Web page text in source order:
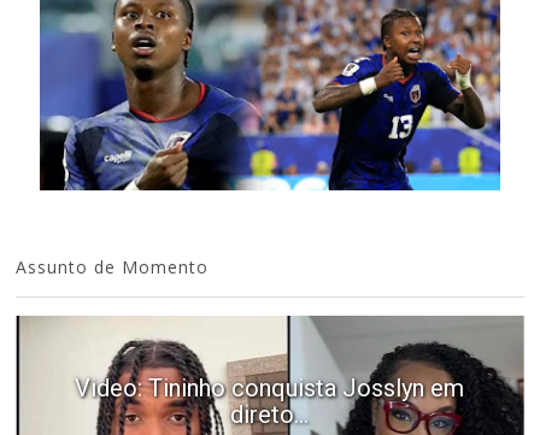
Assunto de Momento
Video: Tininho conquista Josslyn em
direto...